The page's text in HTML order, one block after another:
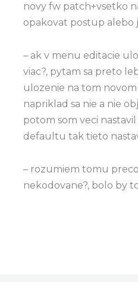
novy fw patch+vsetko
opakovat postup alebo
– ak v menu editacie
viac?, pytam sa preto
ulozenie na tom
napriklad sa nie a nie
potom som veci
defaultu tak tieto
– rozumiem tomu
nekodovane?, bolo by